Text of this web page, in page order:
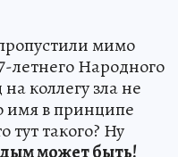
мимо
Народного
коллегу зла не
имя в принципе
тут такого? Ну
может быть!